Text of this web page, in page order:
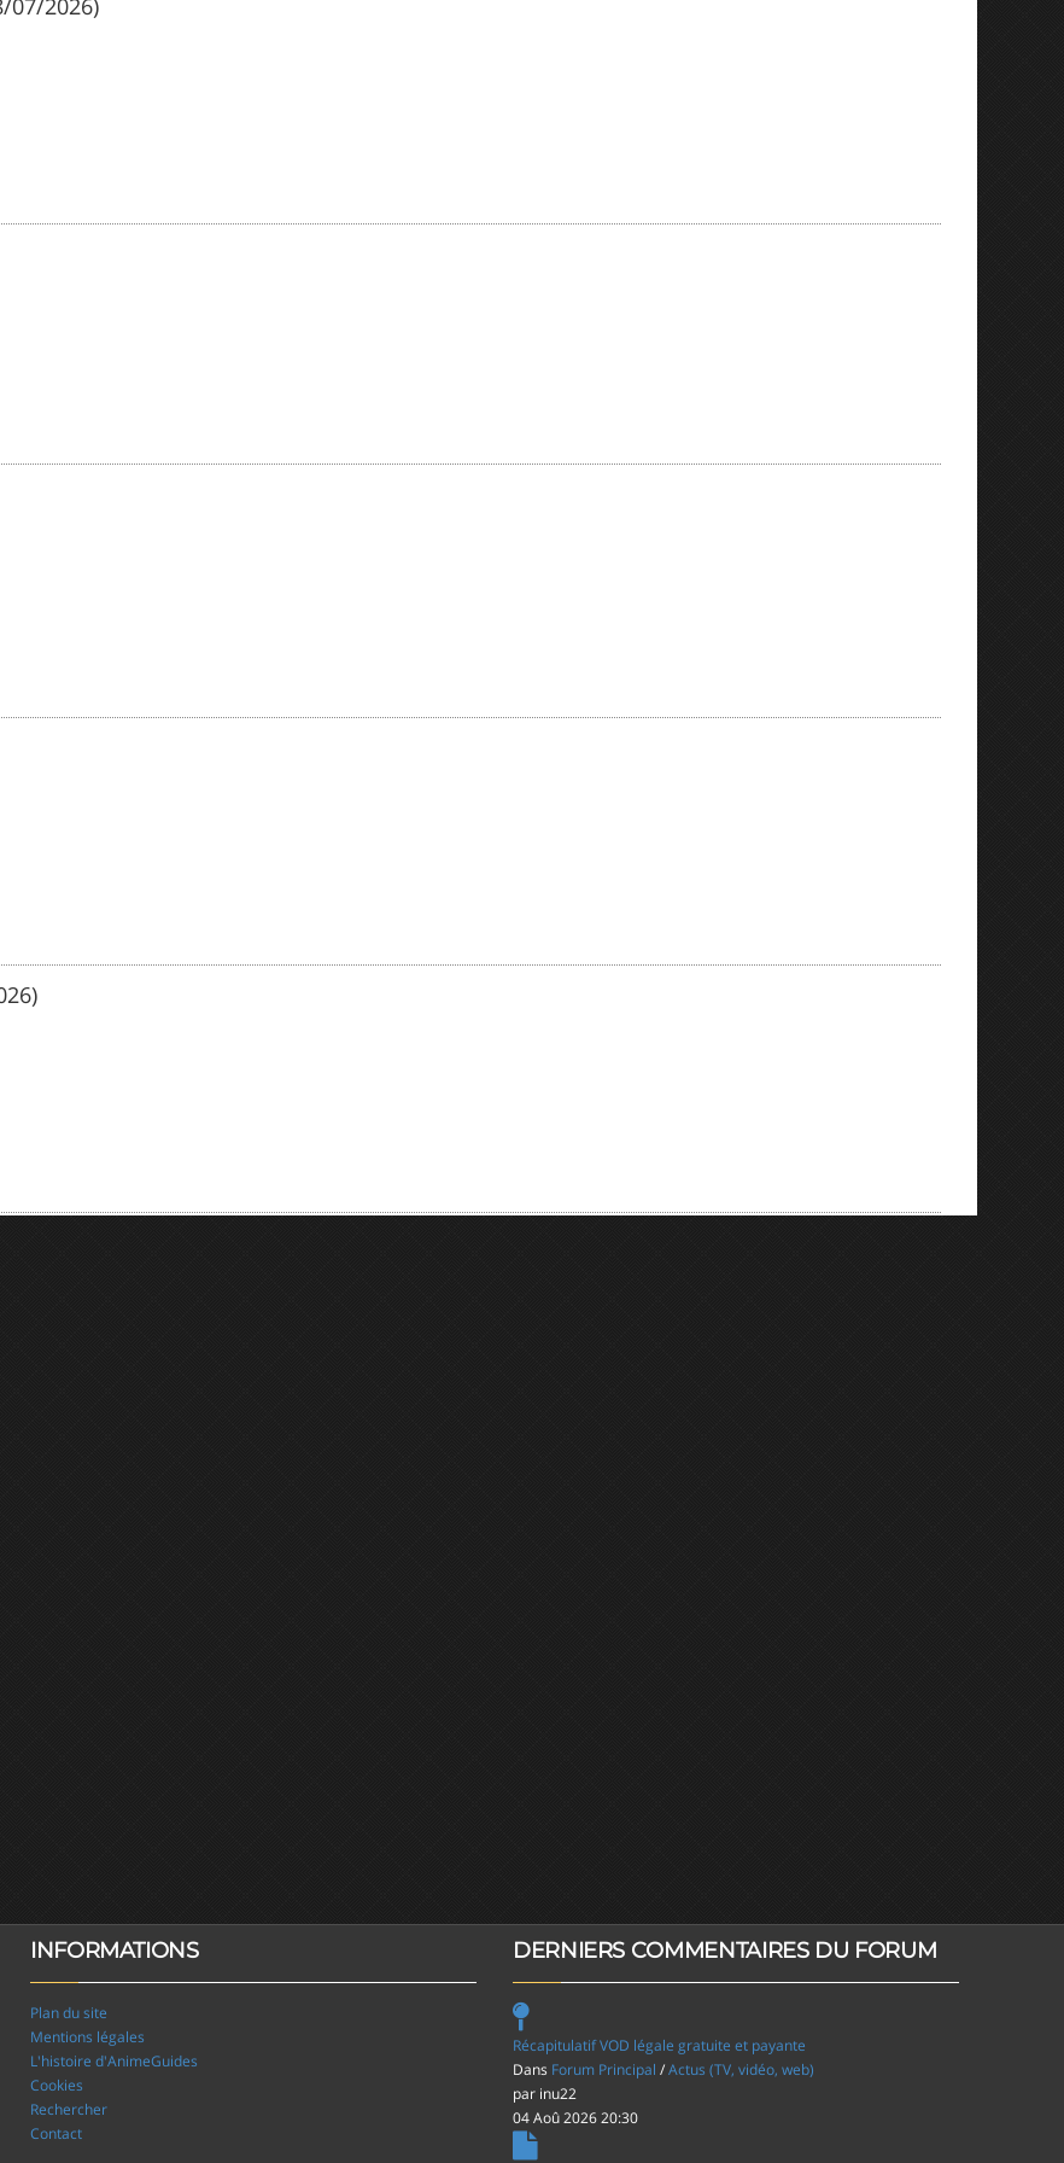
07/2026)
INFORMATIONS
Plan du site
Mentions légales
L'histoire d'AnimeGuides
Cookies
Rechercher
Contact
DERNIERS COMMENTAIRES DU FORUM
Récapitulatif VOD légale gratuite et payante
Dans Forum Principal /Actus (TV, vidéo, web)
par inu22
04 Aoû 2026 20:30